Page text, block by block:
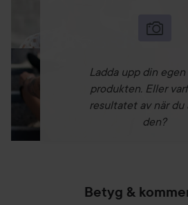
Ladda upp din
produkten. Eller
resultatet av när du
den?
Betyg &